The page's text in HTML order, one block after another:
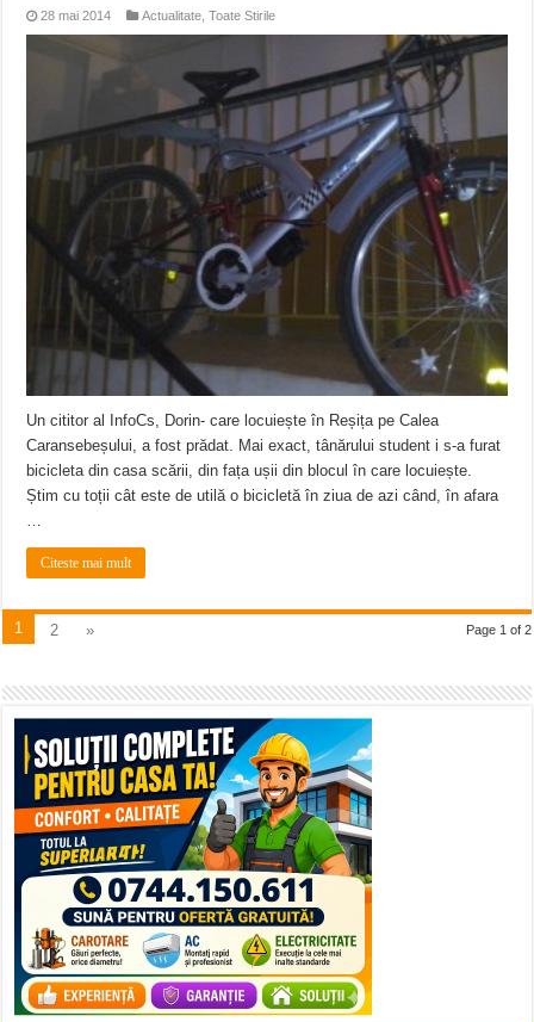
28 mai 2014 Actualitate ,Toate Stirile
Un cititor al InfoCs, Dorin- care locuiește în Reșița pe Calea
Caransebeșului, a fost prădat. Mai exact, tânărului student i s-a furat
bicicleta din casa scării, din fața ușii din blocul în care locuiește.
Știm cu toții cât este de utilă o bicicletă în ziua de azi când, în afara
Citeste mai mult
Page 1 of 2
1 2 »